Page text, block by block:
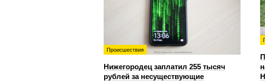
Происшествия
Нижегородец заплатил 255 тысяч
рублей за несуществующие